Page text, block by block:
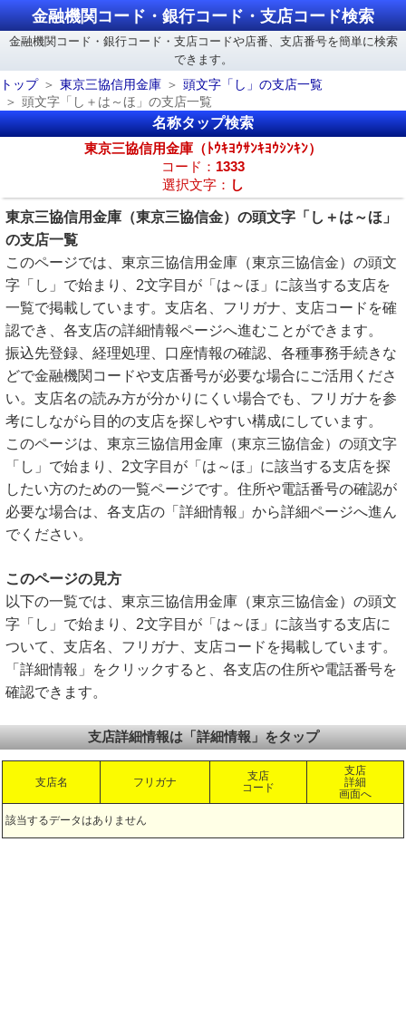
金融機関コード・銀行コード・支店コード検索
金融機関コード・銀行コード・支店コードや店番、支店番号を簡単に検索
できます。
トップ
東京三協信用金庫
頭文字「し」の支店一覧
頭文字「し＋は～ほ」の支店一覧
名称タップ検索
東京三協信用金庫（ﾄｳｷﾖｳｻﾝｷﾖｳｼﾝｷﾝ）
コード： 1333
選択文字： し
東京三協信用金庫（東京三協信金）の頭文字「し＋は～ほ」
の支店一覧
このページでは、東京三協信用金庫（東京三協信金）の頭文
字「し」で始まり、2文字目が「は～ほ」に該当する支店を
一覧で掲載しています。支店名、フリガナ、支店コードを確
認でき、各支店の詳細情報ページへ進むことができます。
振込先登録、経理処理、口座情報の確認、各種事務手続きな
どで金融機関コードや支店番号が必要な場合にご活用くださ
い。支店名の読み方が分かりにくい場合でも、フリガナを参
考にしながら目的の支店を探しやすい構成にしています。
このページは、東京三協信用金庫（東京三協信金）の頭文字
「し」で始まり、2文字目が「は～ほ」に該当する支店を探
したい方のための一覧ページです。住所や電話番号の確認が
必要な場合は、各支店の「詳細情報」から詳細ページへ進ん
でください。
このページの見方
以下の一覧では、東京三協信用金庫（東京三協信金）の頭文
字「し」で始まり、2文字目が「は～ほ」に該当する支店に
ついて、支店名、フリガナ、支店コードを掲載しています。
「詳細情報」をクリックすると、各支店の住所や電話番号を
確認できます。
支店詳細情報は「詳細情報」をタップ
支店名 フリガナ
支店
コード
支店
詳細
画面へ
該当するデータはありません